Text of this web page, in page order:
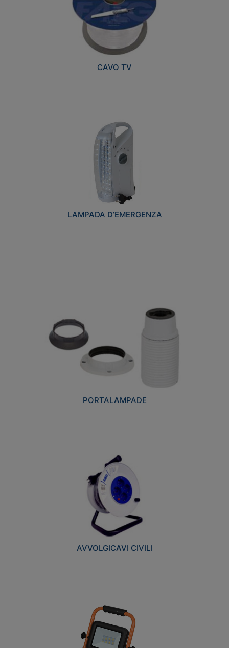
CAVO TV
LAMPADA D’EMERGENZA
PORTALAMPADE
AVVOLGICAVI CIVILI